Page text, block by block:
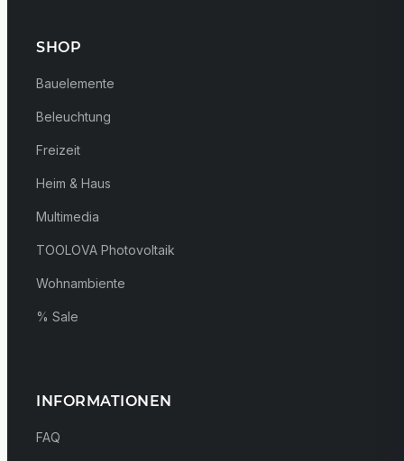
SHOP
Bauelemente
Beleuchtung
Freizeit
Heim & Haus
Multimedia
TOOLOVA Photovoltaik
Wohnambiente
% Sale
INFORMATIONEN
FAQ